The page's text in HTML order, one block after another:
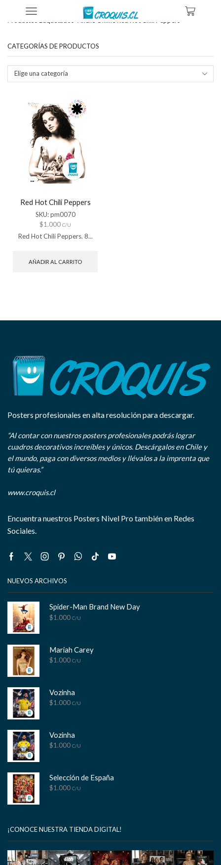
Tienda
Productos Etiquetados “afiche Online Red Hot Chili Peppers”
CATEGORÍAS DE PRODUCTOS
Elige una categoría
Red Hot Chili Peppers
SKU:pm0070
$1.000 C/U
Red Hot Chili Peppers. 8...
AÑADIR AL CARRITO
Posters profesionales en alta resolución para descargar.
“Al contar con nuestros posters profesionales podrás lograr
cuadros decorativos increíbles y únicos. Descárgalos en Chile y
el mundo, paga con diversos medios y llévalos a la imprenta que
tú quieras.”
www.croquis.cl
Encuentra nuestros Posters Nivel Pro también en Redes
Sociales.
Facebook
TwitterInstagram
PinterestWhatsapp
Tik- Youtube
NUEVOS ARCHIVOS
Spider-Man Brand New Day
$1.000 C/U
Mariah Carey
$1.000 C/U
Vozinha
$1.000 C/U
Vozinha
$1.000 C/U
Selección de España
$1.000 C/U
¡CONOCE NUESTRA TIENDA DIGITAL!